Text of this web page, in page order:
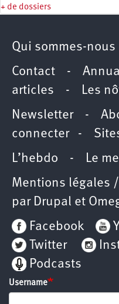
+ de dossiers
Qui sommes-nous
Contact -
articles - Les
Newsletter-
connecter-
L’hebdo - Le
Mentions légales
par Drupal et
Facebook
Twitter
Podcasts
Username